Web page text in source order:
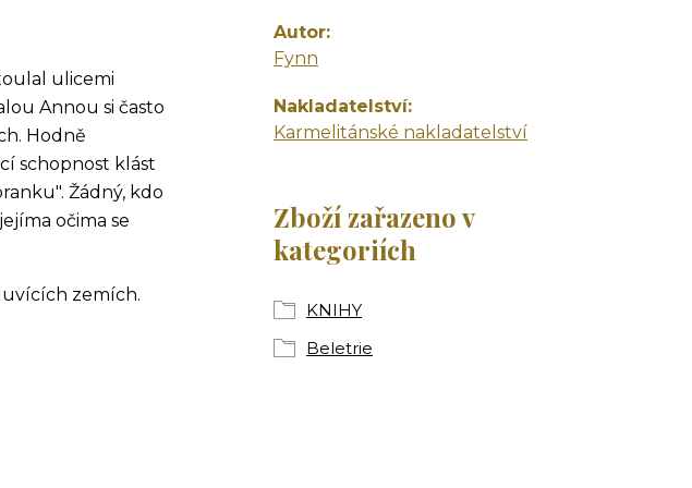
ulicemi
Annou si často
Hodně
schopnost klást
Žádný, kdo
očima se
zemích.
Autor
Fynn
Nakladatelství
Karmelitánské nakladatelství
Zboží zařazeno v
kategoriích
KNIHY
Beletrie